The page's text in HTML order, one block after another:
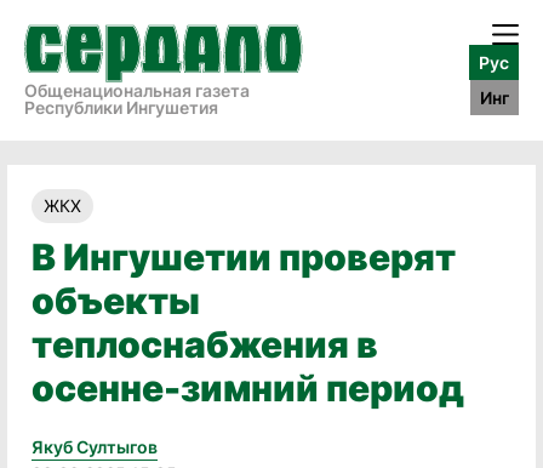
Общенациональная газета
Республики Ингушетия
Рус
Инг
ЖКХ
В Ингушетии проверят
объекты
теплоснабжения в
осенне-зимний период
Якуб Султыгов